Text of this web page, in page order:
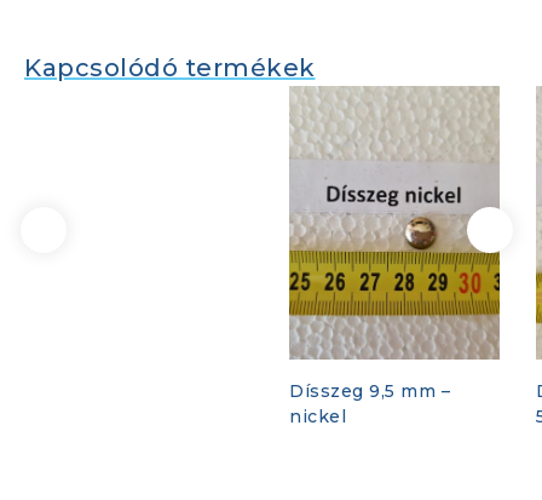
Kapcsolódó termékek
Dísszeg 9,5 mm –
nickel